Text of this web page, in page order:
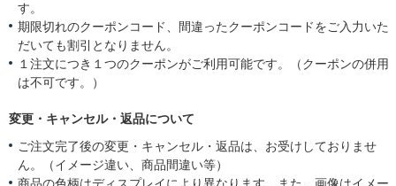
す。
期限切れのクーポンコード、間違ったクーポンコードをご入力いた
だいても割引となりません。
１注文につき１つのクーポンがご利用可能です。（クーポンの併用
は不可です。）
変更・キャンセル・返品について
ご注文完了後の変更・キャンセル・返品は、お受けしておりませ
ん。（イメージ違い、商品間違い等）